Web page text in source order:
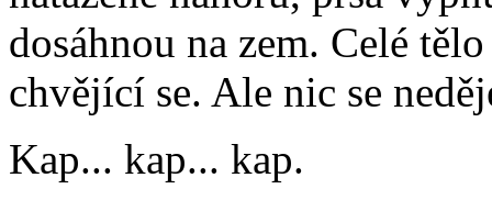
dosáhnou na zem. Celé
chvějící se. Ale nic se
Kap... kap... kap.